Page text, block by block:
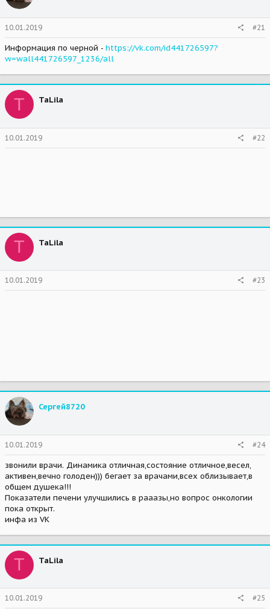
10.01.2019 #21
Информация по черной - https://vk.com/id441726597?
w=wall441726597_1236/all
T TaLila
10.01.2019 #22
T TaLila
10.01.2019 #23
Сергей8720
10.01.2019 #24
звонили врачи. Динамика отличная,состояние отличное,весел,
активен,вечно голоден))) бегает за врачами,всех облизывает,в
общем душека!!!
Показатели печени улучшились в рааазы,но вопрос онкологии
пока открыт.
инфа из VK
T TaLila
10.01.2019 #25